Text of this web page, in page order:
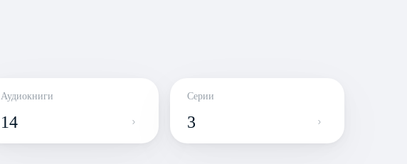
Аудиокниги
14
Серии
3